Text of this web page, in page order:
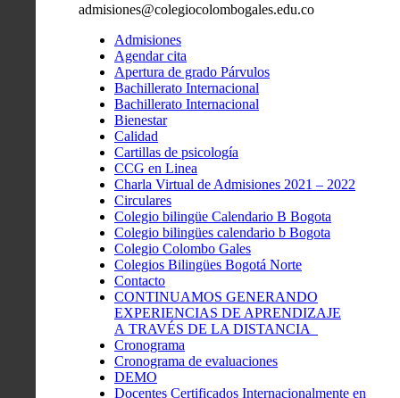
admisiones@colegiocolombogales.edu.co
Admisiones
Agendar cita
Apertura de grado Párvulos
Bachillerato Internacional
Bachillerato Internacional
Bienestar
Calidad
Cartillas de psicología
CCG en Linea
Charla Virtual de Admisiones 2021 – 2022
Circulares
Colegio bilingüe Calendario B Bogota
Colegio bilingües calendario b Bogota
Colegio Colombo Gales
Colegios Bilingües Bogotá Norte
Contacto
CONTINUAMOS GENERANDO
EXPERIENCIAS DE APRENDIZAJE
A TRAVÉS DE LA DISTANCIA
Cronograma
Cronograma de evaluaciones
DEMO
Docentes Certificados Internacionalmente en